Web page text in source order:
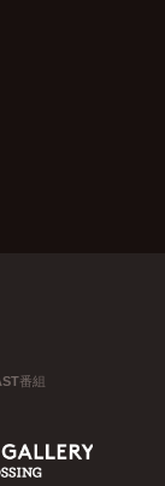
番組